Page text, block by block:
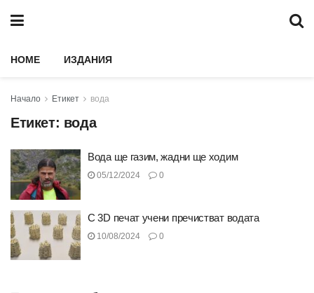
HOME ИЗДАНИЯ
Начало Етикет вода
Етикет: вода
Вода ще газим, жадни ще ходим
05/12/2024 0
С 3D печат учени пречистват водата
10/08/2024 0